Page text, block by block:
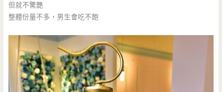
但就不驚艷
整體份量不多，男生會吃不飽